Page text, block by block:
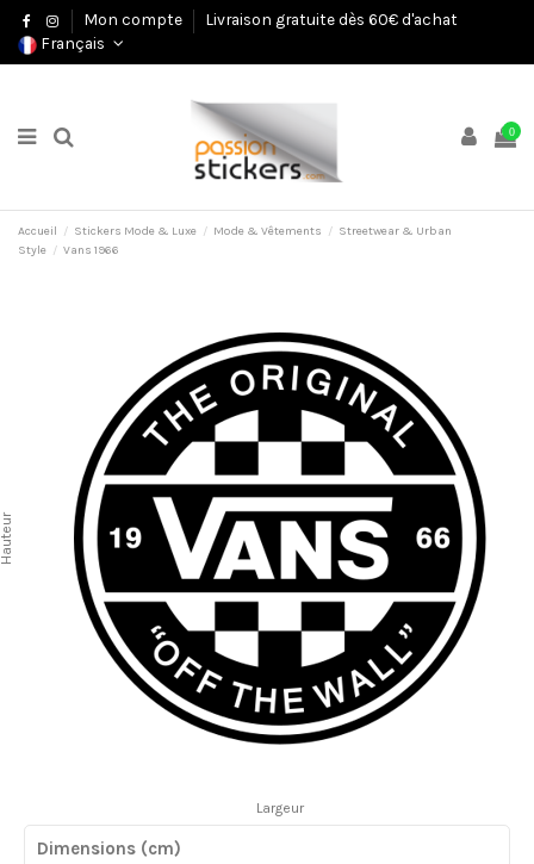
Mon compte
Livraison gratuite dès 60€ d'achat
Français
0
Accueil Stickers Mode & Luxe Mode & Vêtements
Streetwear & Urban
Style
Vans 1966
Largeur
Dimensions (cm)